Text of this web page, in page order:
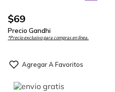
$69
Precio Gandhi
*Precio exclusivo para compras en línea.